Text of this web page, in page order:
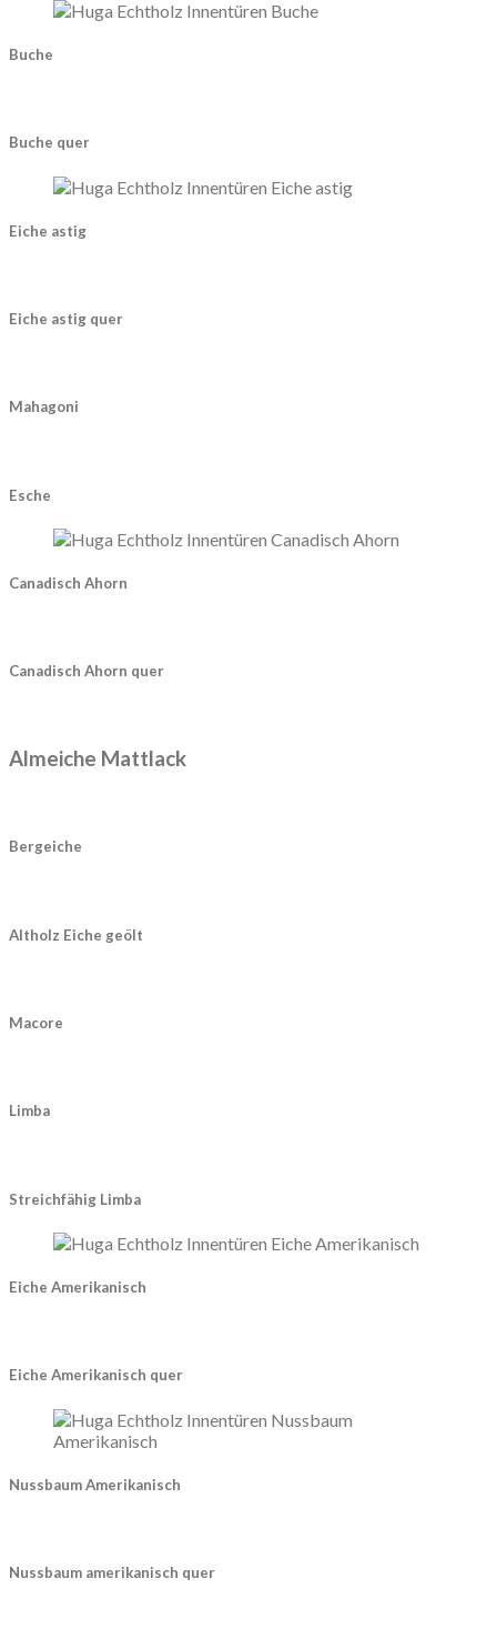
Buche
Buche quer
Eiche astig
Eiche astig quer
Mahagoni
Esche
Canadisch Ahorn
Canadisch Ahorn quer
Almeiche Mattlack
Bergeiche
Altholz Eiche geölt
Macore
Limba
Streichfähig Limba
Eiche Amerikanisch
Eiche Amerikanisch quer
Nussbaum Amerikanisch
Nussbaum amerikanisch quer